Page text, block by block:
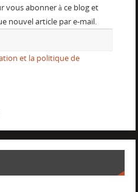
vous abonner à ce blog et
nouvel article par e-mail.
et la politique de